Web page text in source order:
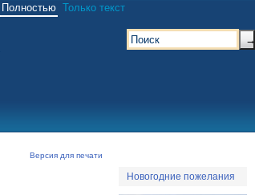
Полностью Только текст
→
Версия для печати
Новогодние пожелания